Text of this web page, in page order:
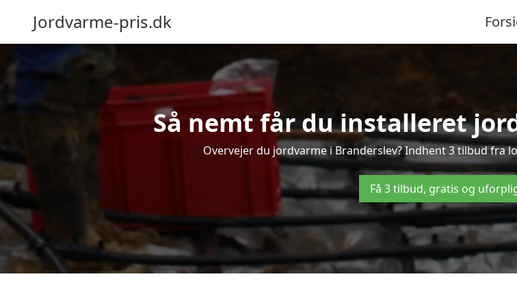
Jordvarme-pris.dk
Så nemt får du installeret
Overvejer du jordvarme i Branderslev? Indhent 3 tilbud fra
Få 3 tilbud, gratis og